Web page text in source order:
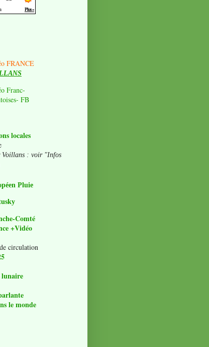
FRANCE
Franc-
FB
locales
Voillans : voir "Infos
Pluie
Comté
+Vidéo
circulation
le monde